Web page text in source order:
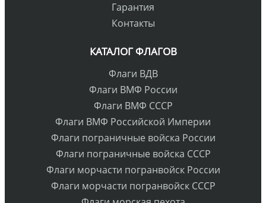
Гарантия
Контакты
КАТАЛОГ ФЛАГОВ
Флаги ВДВ
Флаги ВМФ России
Флаги ВМФ СССР
Флаги ВМФ Российской Империи
Флаги пограничные войска России
Флаги пограничные войска СССР
Флаги морчасти погранвойск России
Флаги морчасти погранвойск СССР